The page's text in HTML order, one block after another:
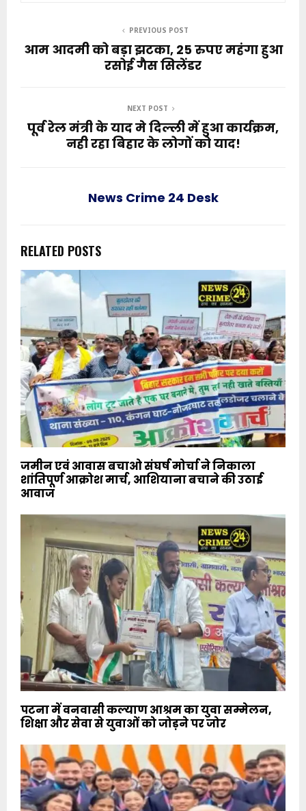
PREVIOUS POST
आम आदमी को बड़ा झटका, 25 रुपए महंगा हुआ
रसोई गैस सिलेंडर
NEXT POST
पूर्व रेल मंत्री के याद मे दिल्ली में हुआ कार्यक्रम,
नही रहा बिहार के लोगों को याद!
News Crime 24 Desk
RELATED POSTS
जमीन एवं आवास बचाओ संघर्ष मोर्चा ने निकाला
शांतिपूर्ण आक्रोश मार्च, आशियाना बचाने की उठाई
आवाज
पटना में वनवासी कल्याण आश्रम का युवा सम्मेलन,
शिक्षा और सेवा से युवाओं को जोड़ने पर जोर